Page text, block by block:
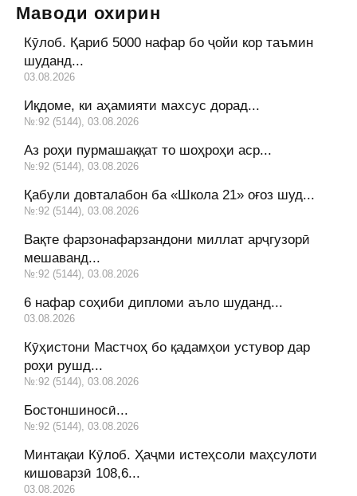
Маводи охирин
Кӯлоб. Қариб 5000 нафар бо ҷойи кор таъмин
шуданд...
03.08.2026
Иқдоме, ки аҳамияти махсус дорад...
№:92 (5144), 03.08.2026
Аз роҳи пурмашаққат то шоҳроҳи аср...
№:92 (5144), 03.08.2026
Қабули довталабон ба «Школа 21» оғоз шуд...
№:92 (5144), 03.08.2026
Вақте фарзонафарзандони миллат арҷгузорӣ
мешаванд...
№:92 (5144), 03.08.2026
6 нафар соҳиби дипломи аъло шуданд...
03.08.2026
Кӯҳистони Мастчоҳ бо қадамҳои устувор дар
роҳи рушд...
№:92 (5144), 03.08.2026
Бостоншиносӣ...
№:92 (5144), 03.08.2026
Минтақаи Кӯлоб. Ҳаҷми истеҳсоли маҳсулоти
кишоварзӣ 108,6...
03.08.2026